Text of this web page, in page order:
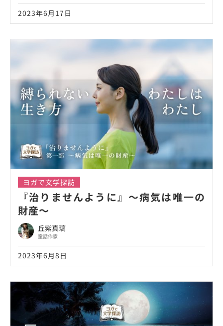
2023年6月17日
ヨガで文学探訪
『治りませんように』～病気は唯一の
財産～
丘紫真璃
童話作家
2023年6月8日